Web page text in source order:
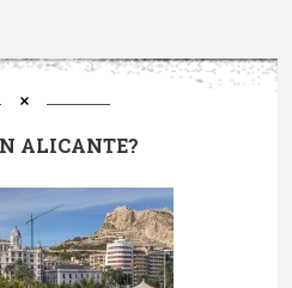
ALICANTE?